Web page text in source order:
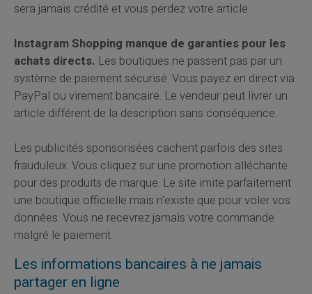
sera jamais crédité et vous perdez votre article.
Instagram Shopping manque de garanties pour les
achats directs. Les boutiques ne passent pas par un
système de paiement sécurisé. Vous payez en direct via
PayPal ou virement bancaire. Le vendeur peut livrer un
article différent de la description sans conséquence.
Les publicités sponsorisées cachent parfois des sites
frauduleux. Vous cliquez sur une promotion alléchante
pour des produits de marque. Le site imite parfaitement
une boutique officielle mais n'existe que pour voler vos
données. Vous ne recevrez jamais votre commande
malgré le paiement.
Les informations bancaires à ne jamais
partager en ligne